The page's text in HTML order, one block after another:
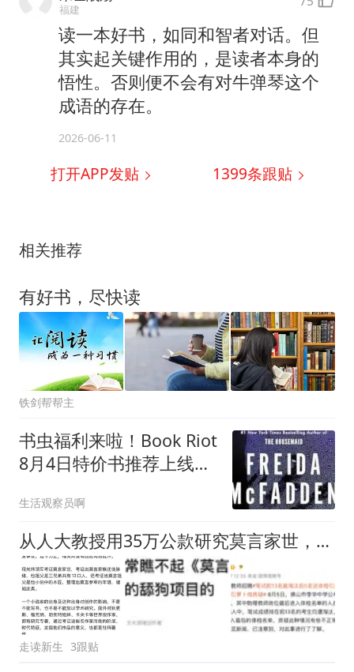
福建
读一本好书，如同和智者对话。但
其实起关键作用的，是读者本身的
悟性。否则便不会有对牛弹琴这个
成语的存在。
2026-06-11
打开APP发贴 1399条跟贴
相关推荐
有好书，尽快读
铁剑帮帮主
书虫福利来啦！Book Riot
8月4日特价书推荐上线，
生活观察员啊
从人大教授用35万公款研究莫言家世，说说那道“口子”
走读新生 3跟贴